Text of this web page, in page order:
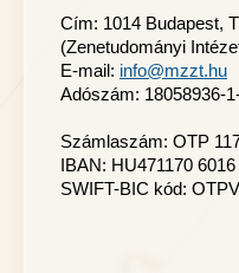
Cím: 1014 Budapest,
(Zenetudományi
E-mail: info@mzzt.hu
Adószám: 18058936-
Számlaszám: OTP
IBAN: HU471170
SWIFT-BIC kód: